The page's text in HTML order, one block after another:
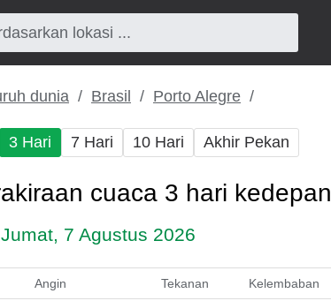
dunia Brasil Porto Alegre
3 Hari 7 Hari 10 Hari Akhir Pekan
cuaca 3 hari kedepan
Jumat, 7 Agustus 2026
Angin Tekanan Kelembaban